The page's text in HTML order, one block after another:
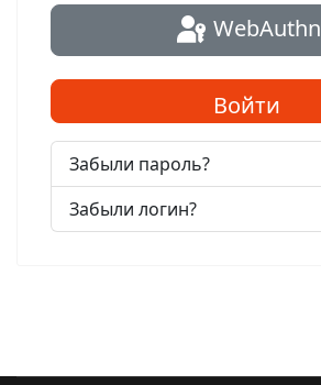
WebAuthn
Войти
Забыли пароль?
Забыли логин?